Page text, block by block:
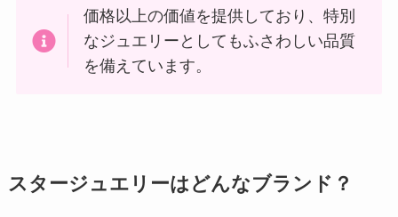
価格以上の価値を提供しており、特別
なジュエリーとしてもふさわしい品質
を備えています。
スタージュエリーはどんなブランド？